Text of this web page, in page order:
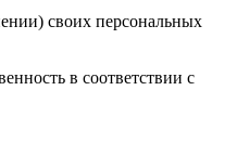
своих персональных
в соответствии с